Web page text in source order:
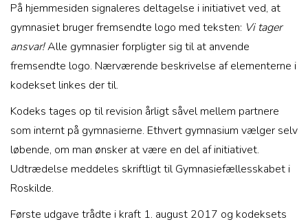
På hjemmesiden signaleres deltagelse i initiativet ved, at
gymnasiet bruger fremsendte logo med teksten: Vi tager
ansvar!Alle gymnasier forpligter sig til at anvende
fremsendte logo. Nærværende beskrivelse af elementerne i
kodekset linkes der til.
Kodeks tages op til revision årligt såvel mellem partnere
som internt på gymnasierne. Ethvert gymnasium vælger selv
løbende, om man ønsker at være en del af initiativet.
Udtrædelse meddeles skriftligt til Gymnasiefællesskabet i
Roskilde.
Første udgave trådte i kraft 1. august 2017 og kodeksets